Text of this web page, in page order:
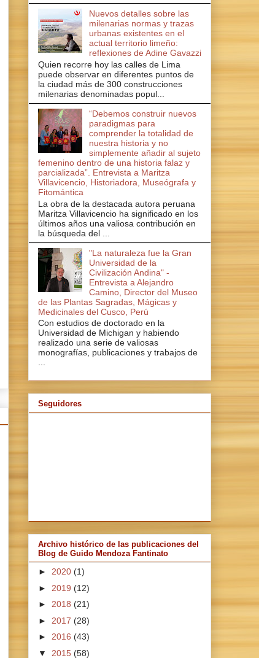
Nuevos detalles sobre las
milenarias normas y trazas
urbanas existentes en el
actual territorio limeño:
reflexiones de Adine Gavazzi
Quien recorre hoy las calles de Lima
puede observar en diferentes puntos de
la ciudad más de 300 construcciones
milenarias denominadas popul...
“Debemos construir nuevos
paradigmas para
comprender la totalidad de
nuestra historia y no
simplemente añadir al sujeto
femenino dentro de una historia falaz y
parcializada”. Entrevista a Maritza
Villavicencio, Historiadora, Museógrafa y
Fitomántica
La obra de la destacada autora peruana
Maritza Villavicencio ha significado en los
últimos años una valiosa contribución en
la búsqueda del ...
"La naturaleza fue la Gran
Universidad de la
Civilización Andina" -
Entrevista a Alejandro
Camino, Director del Museo
de las Plantas Sagradas, Mágicas y
Medicinales del Cusco, Perú
Con estudios de doctorado en la
Universidad de Michigan y habiendo
realizado una serie de valiosas
monografías, publicaciones y trabajos de
...
Seguidores
Archivo histórico de las publicaciones del
Blog de Guido Mendoza Fantinato
► 2020 (1)
► 2019 (12)
► 2018 (21)
► 2017 (28)
► 2016 (43)
▼ 2015 (58)